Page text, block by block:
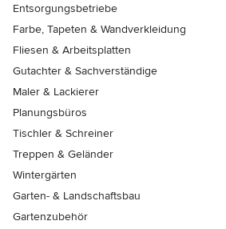
Entsorgungsbetriebe
Farbe, Tapeten & Wandverkleidung
Fliesen & Arbeitsplatten
Gutachter & Sachverständige
Maler & Lackierer
Planungsbüros
Tischler & Schreiner
Treppen & Geländer
Wintergärten
Garten- & Landschaftsbau
Gartenzubehör